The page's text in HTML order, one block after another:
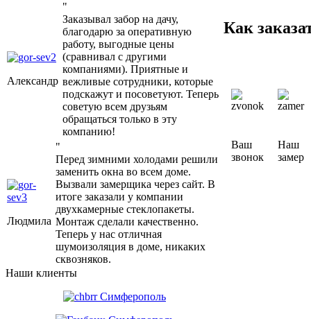
Александр
"
Заказывал забор на дачу,
благодарю за оперативную
работу, выгодные цены
(сравнивал с другими
компаниями). Приятные и
вежливые сотрудники, которые
подскажут и посоветуют. Теперь
советую всем друзьям
обращаться только в эту
компанию!
Людмила
"
Перед зимними холодами решили
заменить окна во всем доме.
Вызвали замерщика через сайт. В
итоге заказали у компании
двухкамерные стеклопакеты.
Монтаж сделали качественно.
Теперь у нас отличная
шумоизоляция в доме, никаких
сквозняков.
Наши клиенты
Как
Ваш
звонок
Наш
замер